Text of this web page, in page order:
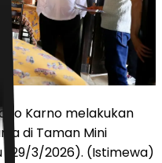
Karno melakukan
di Taman Mini
(29/3/2026). (Istimewa)